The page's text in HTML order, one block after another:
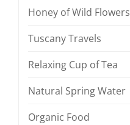
Honey of Wild Flowers
Tuscany Travels
Relaxing Cup of Tea
Natural Spring Water
Organic Food